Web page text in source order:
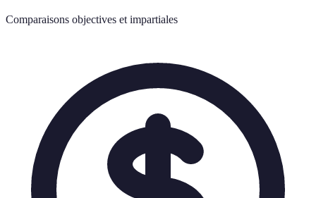
Comparaisons objectives et impartiales